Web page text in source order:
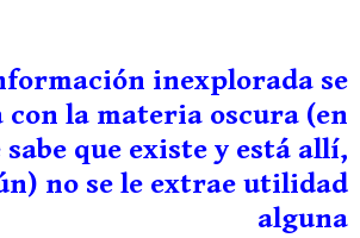
inexplorada se
con la materia oscura (en
que existe y está allí,
no se le extrae utilidad
alguna